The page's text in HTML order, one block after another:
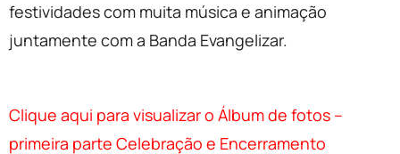
festividades com muita música e animação
juntamente com a Banda Evangelizar.
Clique aqui para visualizar o Álbum de fotos –
primeira parte Celebração e Encerramento